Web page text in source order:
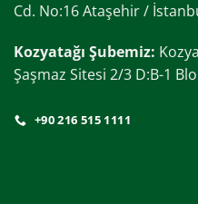
Cd. No:16 Ataşehir /
Kozyatağı Şubemiz:
Şaşmaz Sitesi 2/3 D:B-1
+90 216 515 1111